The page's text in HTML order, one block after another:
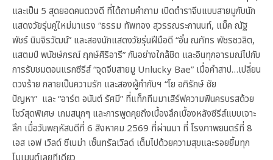
และเป็น 5 สุดยอดคนดวงดี ที่ได้ถามคำถาม เปิดตำราจีบแบบสายมูกับนัก
แสดงวัยรุ่นคู่ใหม่มาแรง “ธรรม ทัพทอง สุวรรณระกานนท์, แม็ค ณัฐ
พัชร์ นิมจิรวัฒน์” และสองนักแสดงวัยรุ่นฝีมือดี “อั๋น ณภัทร พัชรชวลิต,
แสตมป์ พนัชษ์กรณ์ ฤกษ์ศิริอารี” กันอย่างใกล้ชิด และอินทุกอารมณ์ไปกับ
การรับชมตอนแรกซีรีส์ “จุดจีบสายมู Unlucky Bae” เมื่อคำสาป…เปลี่ยน
ดวงร้าย กลายเป็นความรัก และสองผู้กำกับฯ “โย อภิรักษ์ ชัย
ปัญหา” และ “อาร์ต อนันต์ รัศมี” ที่แท็กทีมมาเสิร์ฟความฟินครบรสด้วย
โชว์สุดพิเศษ เกมสนุกๆ และการพูดคุยถึงเบื้องลึกเบื้องหลังซีรีส์แบบเจาะ
ลึก เมื่อวันพฤหัสบดีที่ 6 สิงหาคม 2569 ที่ผ่านมา ที่ โรงภาพยนตร์ที่ 8
เอส เอฟ เวิลด์ ซีเนม่า เซ็นทรัลเวิลด์ เต็มไปด้วยความสุขและรอยยิ้มทุก